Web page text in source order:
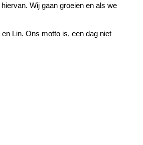
Wij gaan groeien en als we
Lin. Ons motto is, een dag niet